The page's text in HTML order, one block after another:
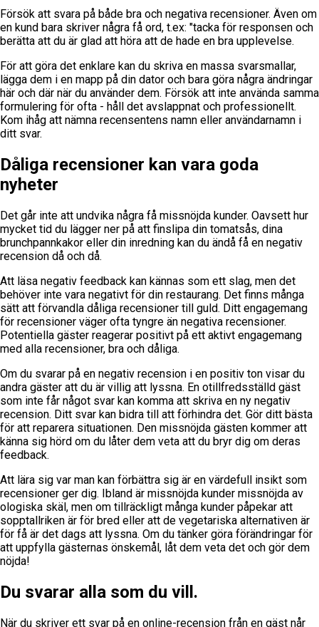
Försök att svara på både bra och negativa recensioner. Även om
en kund bara skriver några få ord, t.ex: "tacka för responsen och
berätta att du är glad att höra att de hade en bra upplevelse.
För att göra det enklare kan du skriva en massa svarsmallar,
lägga dem i en mapp på din dator och bara göra några ändringar
här och där när du använder dem. Försök att inte använda samma
formulering för ofta - håll det avslappnat och professionellt.
Kom ihåg att nämna recensentens namn eller användarnamn i
ditt svar.
Dåliga recensioner kan vara goda
nyheter
Det går inte att undvika några få missnöjda kunder. Oavsett hur
mycket tid du lägger ner på att finslipa din tomatsås, dina
brunchpannkakor eller din inredning kan du ändå få en negativ
recension då och då.
Att läsa negativ feedback kan kännas som ett slag, men det
behöver inte vara negativt för din restaurang. Det finns många
sätt att förvandla dåliga recensioner till guld. Ditt engagemang
för recensioner väger ofta tyngre än negativa recensioner.
Potentiella gäster reagerar positivt på ett aktivt engagemang
med alla recensioner, bra och dåliga.
Om du svarar på en negativ recension i en positiv ton visar du
andra gäster att du är villig att lyssna. En otillfredsställd gäst
som inte får något svar kan komma att skriva en ny negativ
recension. Ditt svar kan bidra till att förhindra det. Gör ditt bästa
för att reparera situationen. Den missnöjda gästen kommer att
känna sig hörd om du låter dem veta att du bryr dig om deras
feedback.
Att lära sig var man kan förbättra sig är en värdefull insikt som
recensioner ger dig. Ibland är missnöjda kunder missnöjda av
ologiska skäl, men om tillräckligt många kunder påpekar att
sopptallriken är för bred eller att de vegetariska alternativen är
för få är det dags att lyssna. Om du tänker göra förändringar för
att uppfylla gästernas önskemål, låt dem veta det och gör dem
nöjda!
Du svarar alla som du vill.
När du skriver ett svar på en online-recension från en gäst når